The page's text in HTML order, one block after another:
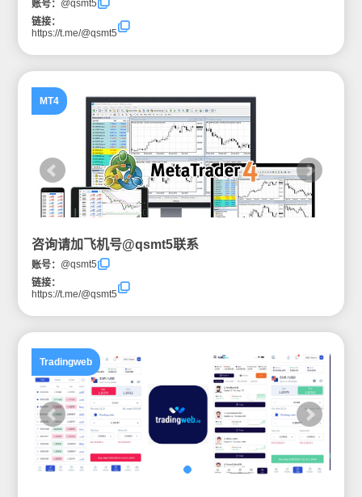
账号： @qsmt5
链接：
https://t.me/@qsmt5
MT4
咨询请加飞机号@qsmt5联系
账号： @qsmt5
链接：
https://t.me/@qsmt5
Tradingweb